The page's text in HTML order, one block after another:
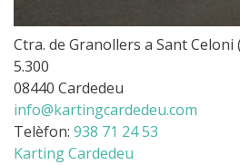
Ctra. de Granollers a Sant Celoni
5.300
08440 Cardedeu
info@kartingcardedeu.com
Telèfon: 938 71 24 53
Karting Cardedeu